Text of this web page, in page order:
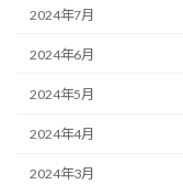
2024年7月
2024年6月
2024年5月
2024年4月
2024年3月